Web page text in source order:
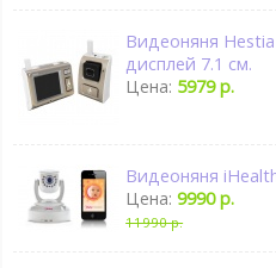
Видеоняня
дисплей 7.1 см.
Цена: 5979 р.
Видеоняня
Цена:9990 р.
11990 р.